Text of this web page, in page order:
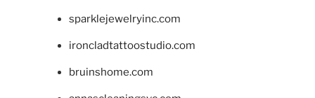
sparklejewelryinc.com
ironcladtattoostudio.com
bruinshome.com